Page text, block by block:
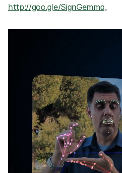
http://goo.gle/SignGemma。